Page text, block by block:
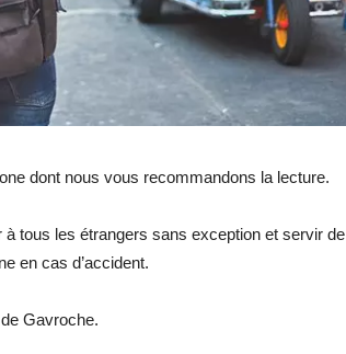
dont nous vous recommandons la lecture.
à tous les étrangers sans exception et servir de
en cas d’accident.
Gavroche.